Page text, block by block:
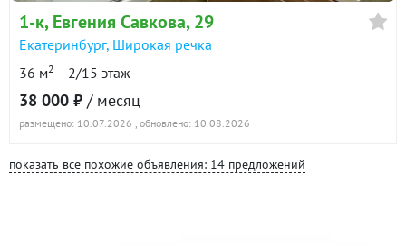
1-к, Евгения Савкова, 29
Екатеринбург, Широкая речка
36 м2 2/15 этаж
38 000 ₽ / месяц
размещено: 10.07.2026 , обновлено: 10.08.2026
показать все похожие объявления: 14 предложений